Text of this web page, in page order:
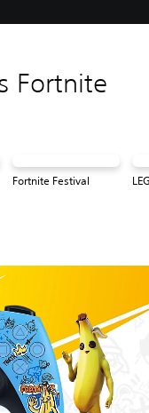
Fortnite
Fortnite Festival